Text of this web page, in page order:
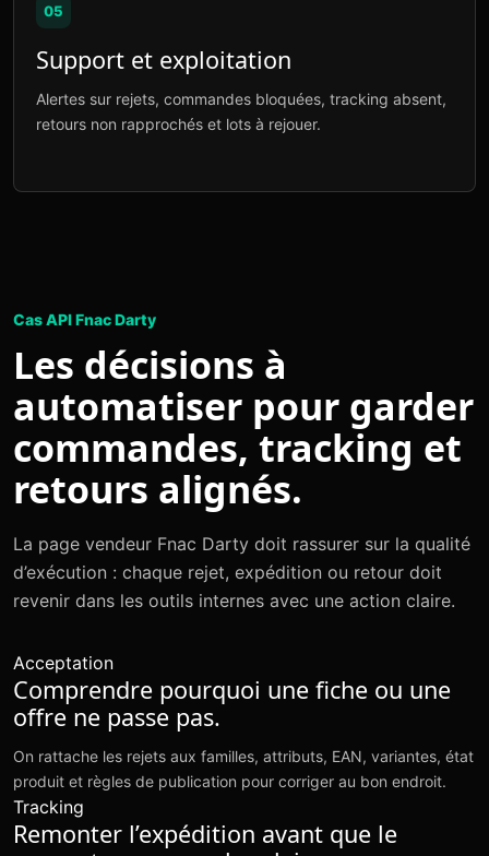
05
Support et exploitation
Alertes sur rejets, commandes bloquées, tracking absent,
retours non rapprochés et lots à rejouer.
Cas API Fnac Darty
Les décisions à
automatiser pour garder
commandes, tracking et
retours alignés.
La page vendeur Fnac Darty doit rassurer sur la qualité
d’exécution : chaque rejet, expédition ou retour doit
revenir dans les outils internes avec une action claire.
Acceptation
Comprendre pourquoi une fiche ou une
offre ne passe pas.
On rattache les rejets aux familles, attributs, EAN, variantes, état
produit et règles de publication pour corriger au bon endroit.
Tracking
Remonter l’expédition avant que le